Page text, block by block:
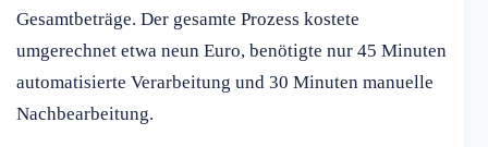
Gesamtbeträge. Der gesamte Prozess kostete
umgerechnet etwa neun Euro, benötigte nur 45 Minuten
automatisierte Verarbeitung und 30 Minuten manuelle
Nachbearbeitung.